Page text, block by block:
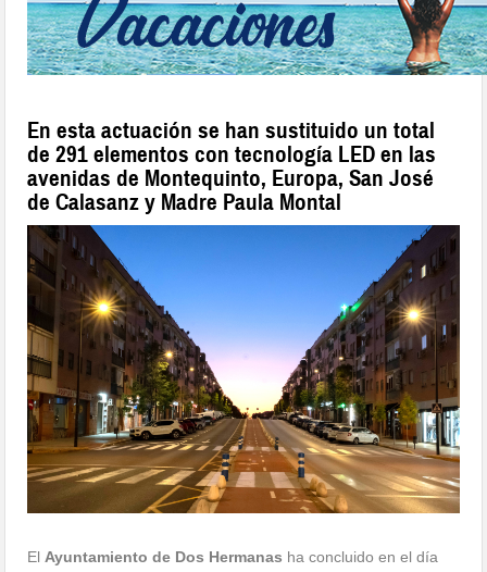
En esta actuación se han sustituido un total
de 291 elementos con tecnología LED en las
avenidas de Montequinto, Europa, San José
de Calasanz y Madre Paula Montal
El Ayuntamiento de Dos Hermanas ha concluido en el día